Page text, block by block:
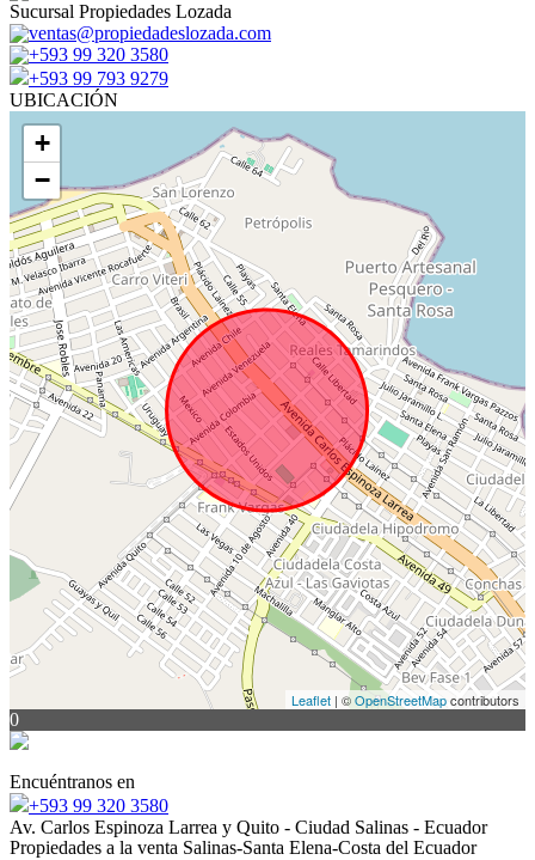
Sucursal Propiedades Lozada
ventas@propiedadeslozada.com
+593 99 320 3580
+593 99 793 9279
UBICACIÓN
+
−
Leaflet | ©OpenStreetMapcontributors
0
Encuéntranos en
+593 99 320 3580
Av. Carlos Espinoza Larrea y Quito - Ciudad Salinas - Ecuador
Propiedades a la venta Salinas-Santa Elena-Costa del Ecuador